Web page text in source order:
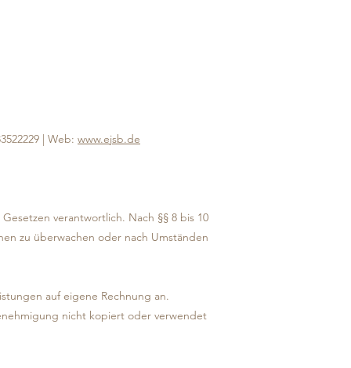
| Web: www.ejsb.de
verantwortlich. Nach §§ 8 bis 10
zu überwachen oder nach Umständen
auf eigene Rechnung an.
nicht kopiert oder verwendet